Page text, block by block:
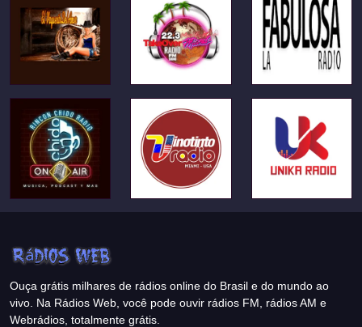
Ouça grátis milhares de rádios online do Brasil e do mundo ao
vivo. Na Rádios Web, você pode ouvir rádios FM, rádios AM e
Webrádios, totalmente grátis.